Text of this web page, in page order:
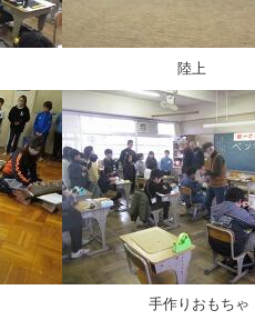
陸上
りおもちゃ